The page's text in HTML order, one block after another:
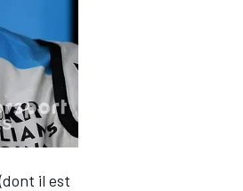
il est